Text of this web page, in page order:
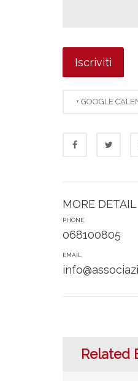
+ GOOGLE
MORE DETAIL
PHONE
068100805
EMAIL
Related